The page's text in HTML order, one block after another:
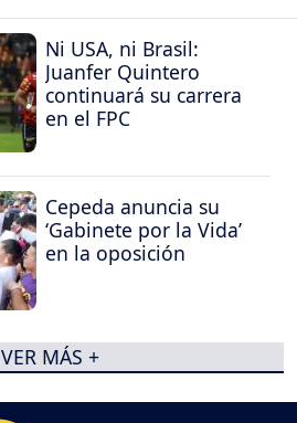
Ni USA, ni Brasil:
Juanfer Quintero
continuará su carrera
en el FPC
Cepeda anuncia su
‘Gabinete por la Vida’
en la oposición
VER MÁS +